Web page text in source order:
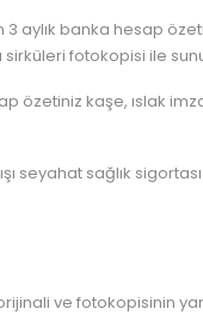
aylık banka hesap
fotokopisi ile
özetiniz kaşe, ıslak
seyahat sağlık sigortası
ve fotokopisinin